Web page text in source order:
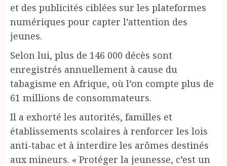
et des publicités ciblées sur les plateformes
numériques pour capter l’attention des
jeunes.
Selon lui, plus de 146 000 décès sont
enregistrés annuellement à cause du
tabagisme en Afrique, où l’on compte plus de
61 millions de consommateurs.
Il a exhorté les autorités, familles et
établissements scolaires à renforcer les lois
anti-tabac et à interdire les arômes destinés
aux mineurs. « Protéger la jeunesse, c’est un